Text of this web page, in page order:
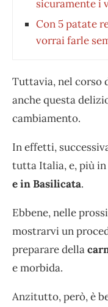
sicuramente i
Con 5 patate
vorrai farle
Tuttavia, nel corso
anche questa
cambiamento.
In effetti,
tutta Italia, e, più
e in Basilicata.
Ebbene, nelle
mostrarvi un
preparare della
e morbida.
Anzitutto, però, è